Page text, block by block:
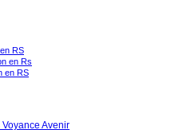
RS
en Rs
en RS